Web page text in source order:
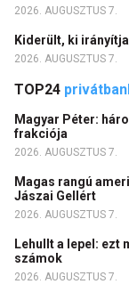
2026. AUGUSZTUS 7.
Kiderült, ki
2026. AUGUSZTUS 7.
TOP24
Magyar Péter:
frakciója
2026. AUGUSZTUS 7.
Magas rangú
Jászai Gellért
2026. AUGUSZTUS 7.
Lehullt a lepel: ezt
számok
2026. AUGUSZTUS 7.